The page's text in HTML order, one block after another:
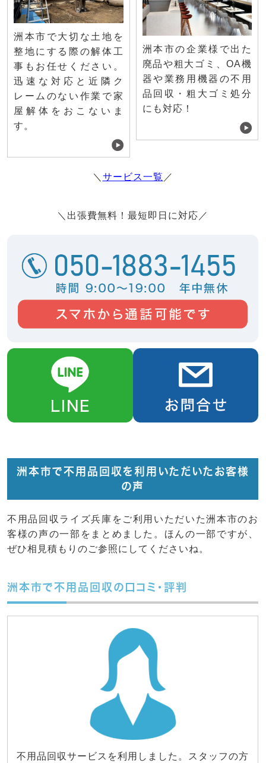
洲本市で大切な土地を
整地にする際の解体工
事もお任せください。
迅速な対応と近隣ク
レームのない作業で家
屋解体をおこないま
す。
洲本市の企業様で出た
廃品や粗大ゴミ、OA機
器や業務用機器の不用
品回収・粗大ゴミ処分
にも対応！
＼ サービス一覧 ／
＼出張費無料！最短即日に対応／
洲本市で不用品回収を利用いただいたお客様
の声
不用品回収ライズ兵庫をご利用いただいた洲本市のお
客様の声の一部をまとめました。ほんの一部ですが、
ぜひ相見積もりのご参照にしてくださいね。
洲本市で不用品回収の口コミ・評判
不用品回収サービスを利用しました。スタッフの方